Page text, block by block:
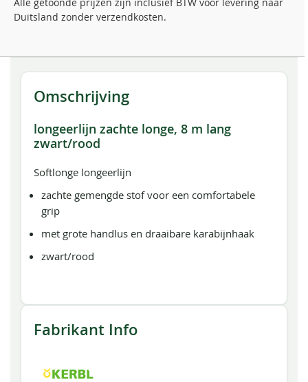
Duitsland zonder verzendkosten.
Omschrijving
longeerlijn zachte longe, 8 m lang
zwart/rood
Softlonge longeerlijn
zachte gemengde stof voor een comfortabele
grip
met grote handlus en draaibare karabijnhaak
zwart/rood
Fabrikant Info